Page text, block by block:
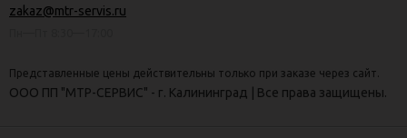
zakaz@mtr-servis.ru
Представленные цены действительны только при заказе через сайт.
ООО ПП "МТР-СЕРВИС" - г. Калининград | Все права защищены.